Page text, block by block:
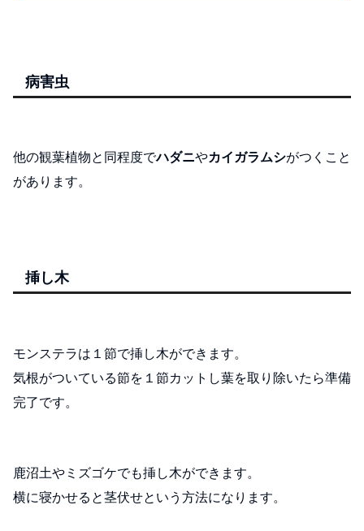
病害虫
他の観葉植物と同程度でハダニやカイガラムシがつくこと
があります。
挿し木
モンステラは１節で挿し木ができます。
気根がついている節を１節カットし葉を取り除いたら準備
完了です。
鹿沼土やミズゴケでも挿し木ができます。
横に寝かせると茎伏せという方法になります。